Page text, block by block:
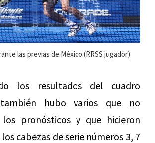
las previas de México (RRSS jugador)
los resultados del cuadro
también hubo varios que no
pronósticos y que hicieron
cabezas de serie números 3, 7